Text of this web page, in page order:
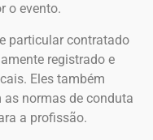
o evento.
particular contratado
registrado e
Eles também
normas de conduta
a profissão.